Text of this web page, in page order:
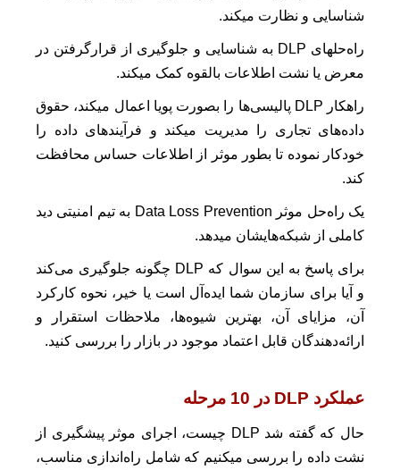
شناسایی و نظارت میکند.
راه‌حلهای DLP به شناسایی و جلوگیری از قرارگرفتن در
معرض یا نشت اطلاعات بالقوه کمک میکند.
راهکار DLP پالیسی‌ها را بصورت پویا اعمال میکند، حقوق
داده‌های تجاری را مدیریت میکند و فرآیندهای داده را
خودکار نموده تا بطور موثر از اطلاعات حساس محافظت
کند.
یک راه‌حل موثر Data Loss Prevention به تیم امنیتی دید
کاملی از شبکه‌هایشان میدهد.
برای پاسخ به این سوال که DLP چگونه جلوگیری می‌کند
و آیا برای سازمان شما ایده‌آل است یا خیر، نحوه کارکرد
آن، مزایای آن، بهترین شیوه‌ها، ملاحظات استقرار و
ارائه‌دهندگان قابل اعتماد موجود در بازار را بررسی کنید.
عملکرد DLP در 10 مرحله
حال که گفته شد DLP چیست، اجرای موثر پیشگیری از
نشت داده‌‌ را بررسی میکنیم که شامل راه‌اندازی مناسب،